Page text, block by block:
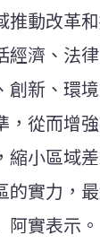
推動改革
經濟、法
創新、環
，從而增
縮小區域
的實力，
阿實表示。